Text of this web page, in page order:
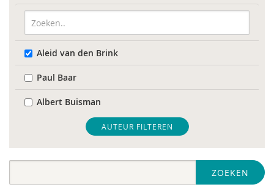
Aleid van den Brink
Paul Baar
Albert Buisman
AUTEUR FILTEREN
ZOEKEN